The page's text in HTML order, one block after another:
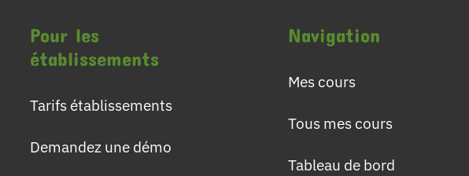
Pour les
établissements
Tarifs établissements
Demandez une démo
Navigation
Mes cours
Tous mes cours
Tableau de bord